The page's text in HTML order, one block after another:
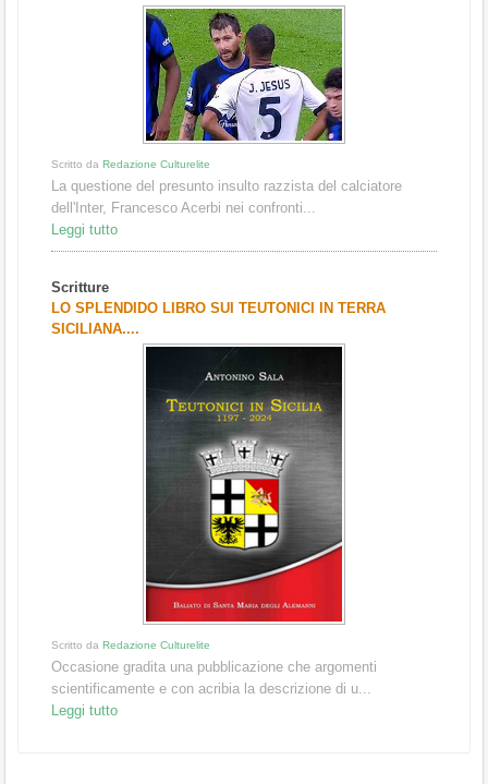
Scritto da Redazione Culturelite
La questione del presunto insulto razzista del calciatore
dell'Inter, Francesco Acerbi nei confronti...
Leggi tutto
Scritture
LO SPLENDIDO LIBRO SUI TEUTONICI IN TERRA
SICILIANA....
Scritto da Redazione Culturelite
Occasione gradita una pubblicazione che argomenti
scientificamente e con acribia la descrizione di u...
Leggi tutto